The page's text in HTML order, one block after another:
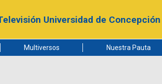
Universidad de Concepción
Multiversos Nuestra Pauta